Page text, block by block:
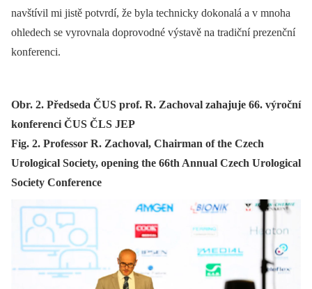
navštívil mi jistě potvrdí, že byla technicky dokonalá a v mnoha
ohledech se vyrovnala doprovodné výstavě na tradiční prezenční
konferenci.
Obr. 2. Předseda ČUS prof. R. Zachoval zahajuje 66. výroční
konferenci ČUS ČLS JEP
Fig. 2. Professor R. Zachoval, Chairman of the Czech
Urological Society, opening the 66th Annual Czech Urological
Society Conference